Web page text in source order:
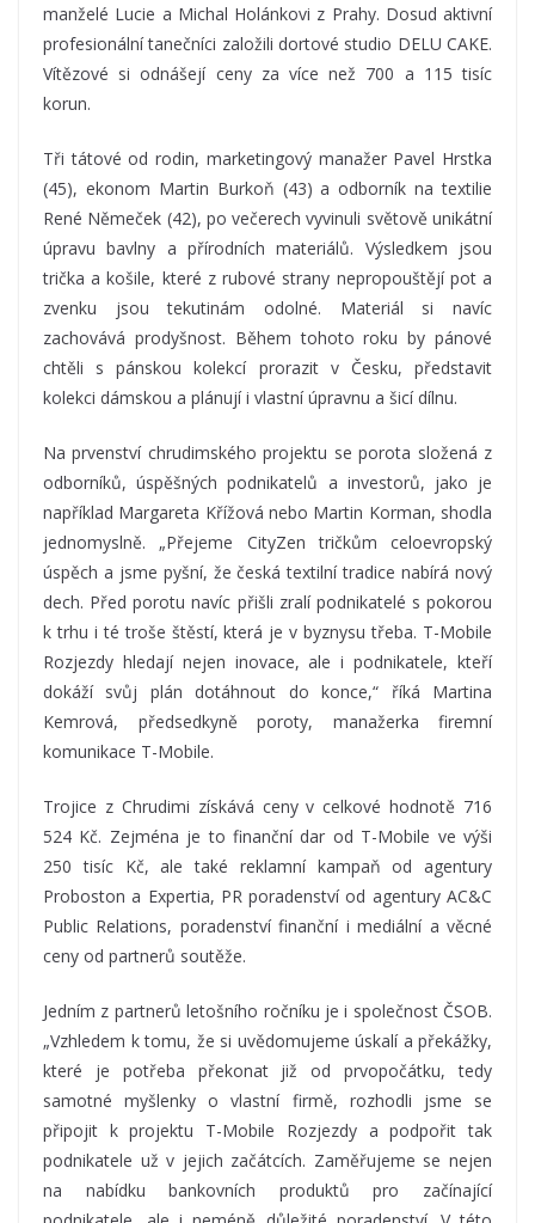
manželé Lucie a Michal Holánkovi z Prahy. Dosud aktivní
profesionální tanečníci založili dortové studio DELU CAKE.
Vítězové si odnášejí ceny za více než 700 a 115 tisíc
korun.
Tři tátové od rodin, marketingový manažer Pavel Hrstka
(45), ekonom Martin Burkoň (43) a odborník na textilie
René Němeček (42), po večerech vyvinuli světově unikátní
úpravu bavlny a přírodních materiálů. Výsledkem jsou
trička a košile, které z rubové strany nepropouštějí pot a
zvenku jsou tekutinám odolné. Materiál si navíc
zachovává prodyšnost. Během tohoto roku by pánové
chtěli s pánskou kolekcí prorazit v Česku, představit
kolekci dámskou a plánují i vlastní úpravnu a šicí dílnu.
Na prvenství chrudimského projektu se porota složená z
odborníků, úspěšných podnikatelů a investorů, jako je
například Margareta Křížová nebo Martin Korman, shodla
jednomyslně. „Přejeme CityZen tričkům celoevropský
úspěch a jsme pyšní, že česká textilní tradice nabírá nový
dech. Před porotu navíc přišli zralí podnikatelé s pokorou
k trhu i té troše štěstí, která je v byznysu třeba. T-Mobile
Rozjezdy hledají nejen inovace, ale i podnikatele, kteří
dokáží svůj plán dotáhnout do konce,“ říká Martina
Kemrová, předsedkyně poroty, manažerka firemní
komunikace T-Mobile.
Trojice z Chrudimi získává ceny v celkové hodnotě 716
524 Kč. Zejména je to finanční dar od T-Mobile ve výši
250 tisíc Kč, ale také reklamní kampaň od agentury
Proboston a Expertia, PR poradenství od agentury AC&C
Public Relations, poradenství finanční i mediální a věcné
ceny od partnerů soutěže.
Jedním z partnerů letošního ročníku je i společnost ČSOB.
„Vzhledem k tomu, že si uvědomujeme úskalí a překážky,
které je potřeba překonat již od prvopočátku, tedy
samotné myšlenky o vlastní firmě, rozhodli jsme se
připojit k projektu T-Mobile Rozjezdy a podpořit tak
podnikatele už v jejich začátcích. Zaměřujeme se nejen
na nabídku bankovních produktů pro začínající